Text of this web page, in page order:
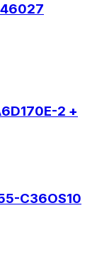
2 +
C36OS10